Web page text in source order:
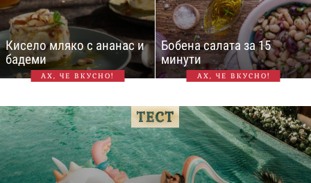
Кисело мляко с ананас и
бадеми
АХ, ЧЕ ВКУСНО!
Бобена салата за 15
минути
АХ, ЧЕ ВКУСНО!